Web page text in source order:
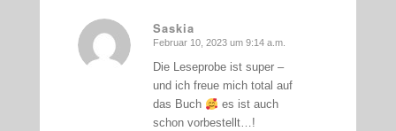
Saskia
sagte:
Februar 10, 2023 um 9:14 a.m.
Die Leseprobe ist super –
und ich freue mich total auf
das Buch
es ist auch
schon vorbestellt…!